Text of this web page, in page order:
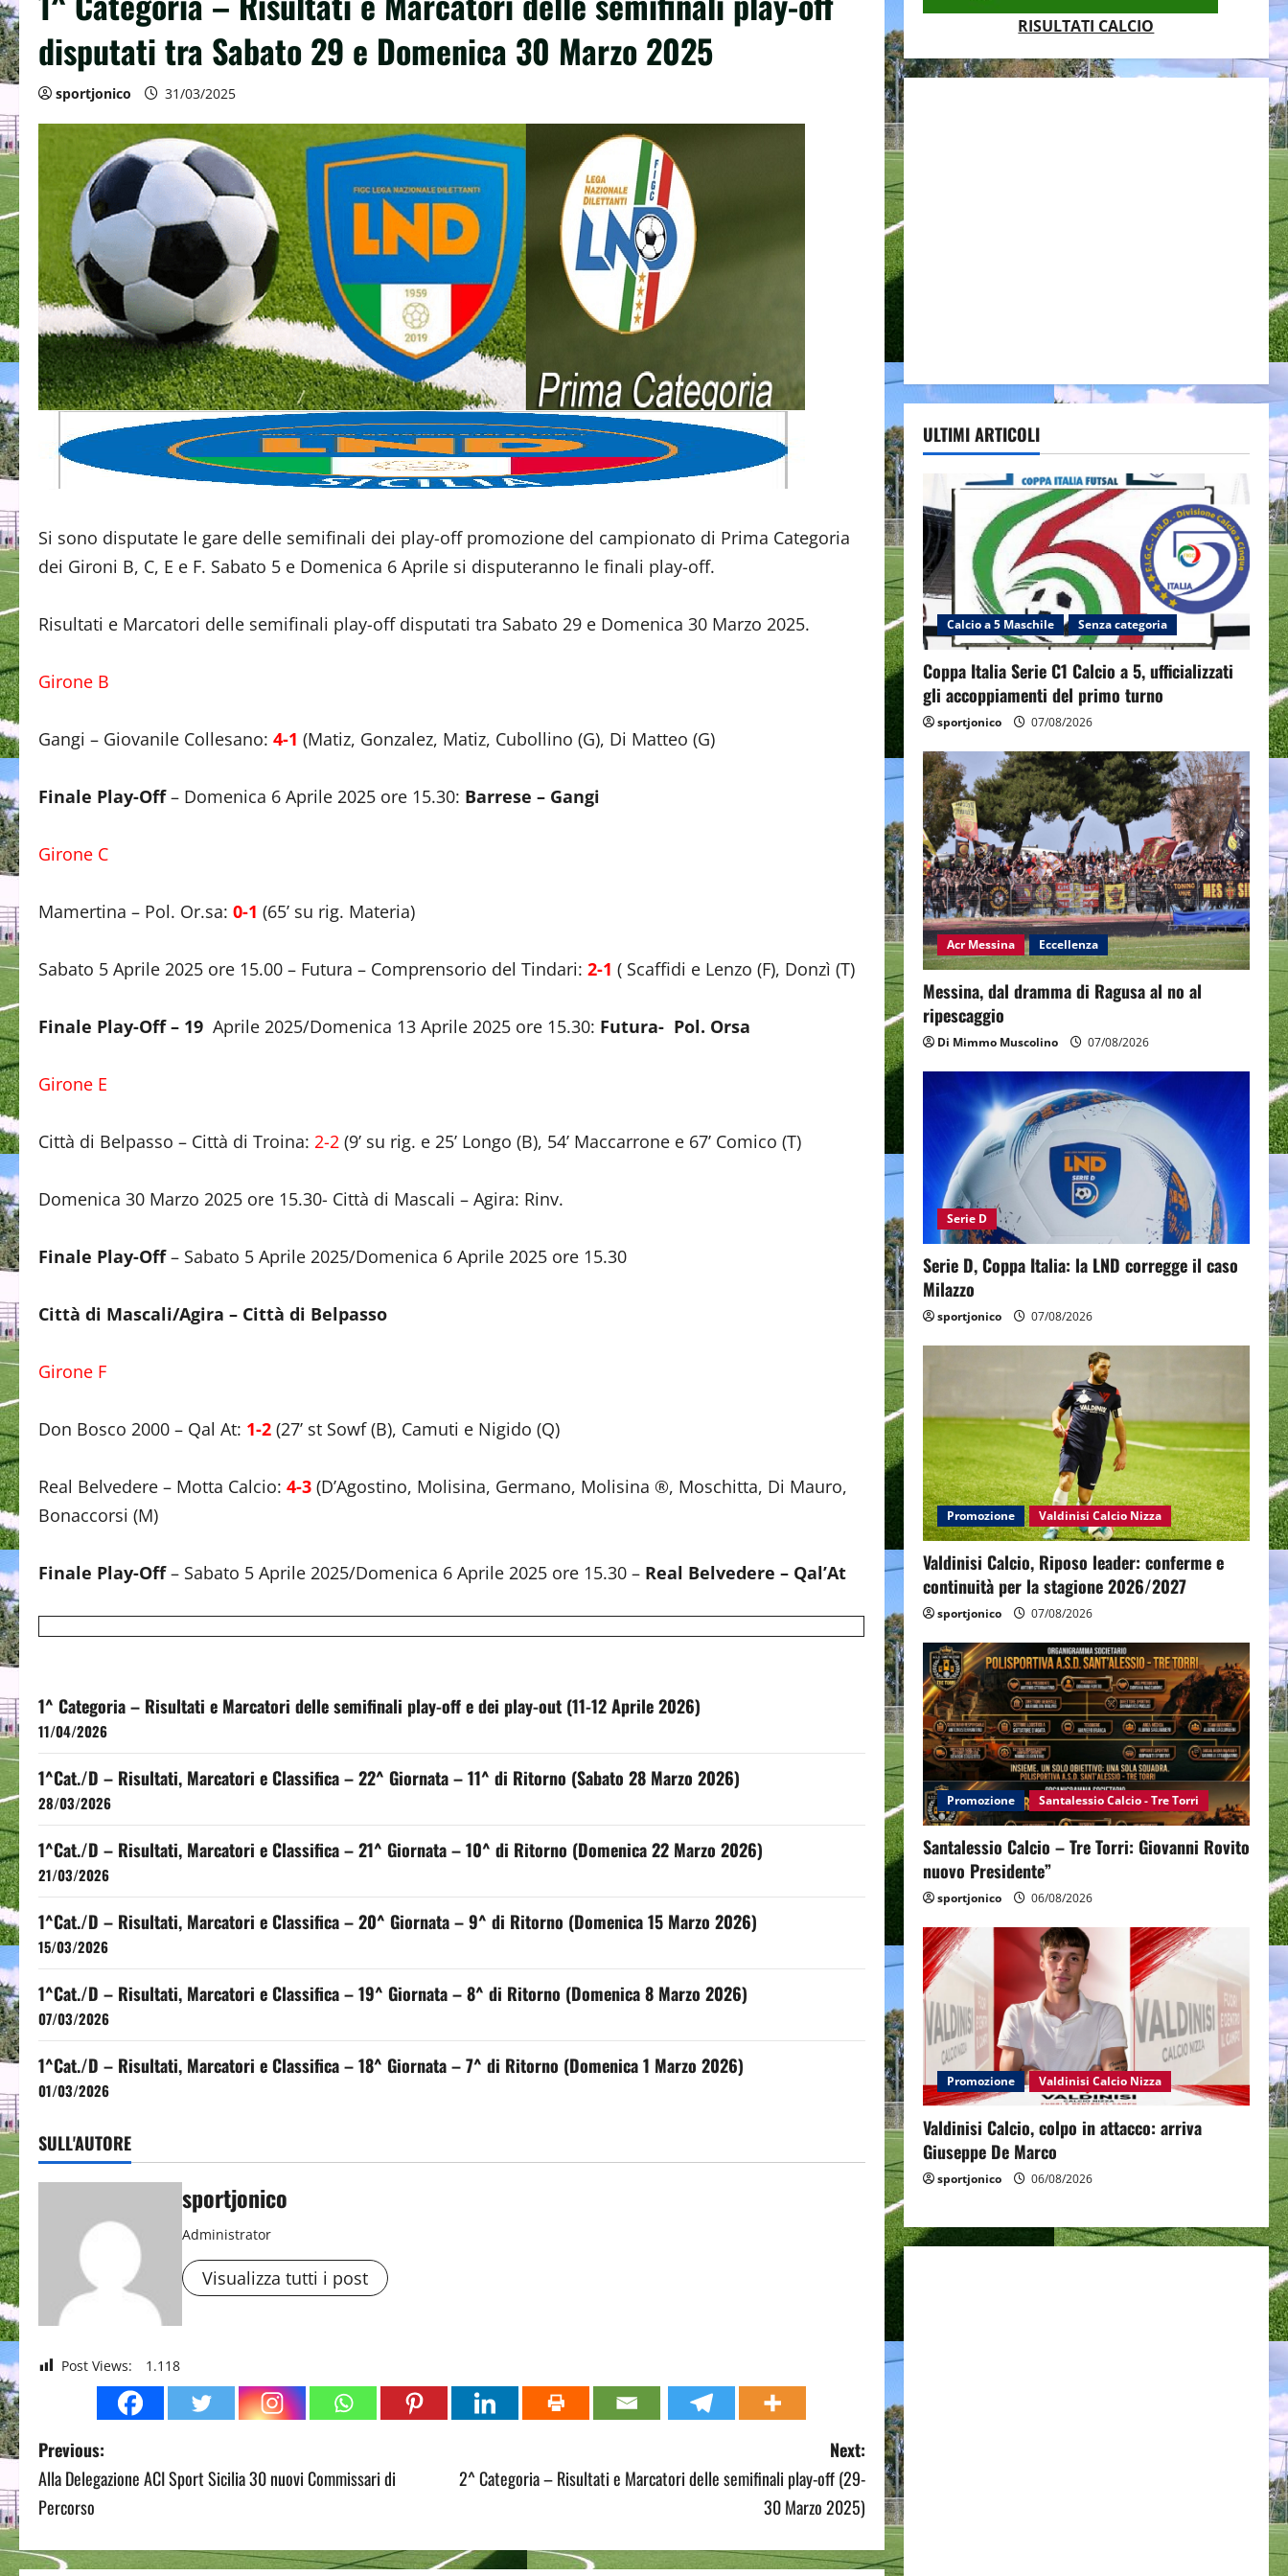
disputati tra Sabato 29 e Domenica 30 Marzo 2025
sportjonico 31/03/2025
Si sono disputate le gare delle semifinali dei play-off promozione del campionato di Prima Categoria
dei Gironi B, C, E e F. Sabato 5 e Domenica 6 Aprile si disputeranno le finali play-off.
Risultati e Marcatori delle semifinali play-off disputati tra Sabato 29 e Domenica 30 Marzo 2025.
Girone B
Gangi – Giovanile Collesano: 4-1 (Matiz, Gonzalez, Matiz, Cubollino (G), Di Matteo (G)
Finale Play-Off– Domenica 6 Aprile 2025 ore 15.30: Barrese – Gangi
Girone C
Mamertina – Pol. Or.sa: 0-1 (65’ su rig. Materia)
Sabato 5 Aprile 2025 ore 15.00 – Futura – Comprensorio del Tindari: 2-1 ( Scaffidi e Lenzo (F), Donzì (T)
Finale Play-Off – 19 Aprile 2025/Domenica 13 Aprile 2025 ore 15.30: Futura- Pol. Orsa
Girone E
Città di Belpasso – Città di Troina: 2-2 (9’ su rig. e 25’ Longo (B), 54’ Maccarrone e 67’ Comico (T)
Domenica 30 Marzo 2025 ore 15.30- Città di Mascali – Agira: Rinv.
Finale Play-Off– Sabato 5 Aprile 2025/Domenica 6 Aprile 2025 ore 15.30
Città di Mascali/Agira – Città di Belpasso
Girone F
Don Bosco 2000 – Qal At: 1-2 (27’ st Sowf (B), Camuti e Nigido (Q)
Real Belvedere – Motta Calcio: 4-3 (D’Agostino, Molisina, Germano, Molisina ®, Moschitta, Di Mauro,
Bonaccorsi (M)
Finale Play-Off– Sabato 5 Aprile 2025/Domenica 6 Aprile 2025 ore 15.30 – Real Belvedere – Qal’At
1^ Categoria – Risultati e Marcatori delle semifinali play-off e dei play-out (11-12 Aprile 2026)
11/04/2026
1^Cat./D – Risultati, Marcatori e Classifica – 22^ Giornata – 11^ di Ritorno (Sabato 28 Marzo 2026)
28/03/2026
1^Cat./D – Risultati, Marcatori e Classifica – 21^ Giornata – 10^ di Ritorno (Domenica 22 Marzo 2026)
21/03/2026
1^Cat./D – Risultati, Marcatori e Classifica – 20^ Giornata – 9^ di Ritorno (Domenica 15 Marzo 2026)
15/03/2026
1^Cat./D – Risultati, Marcatori e Classifica – 19^ Giornata – 8^ di Ritorno (Domenica 8 Marzo 2026)
07/03/2026
1^Cat./D – Risultati, Marcatori e Classifica – 18^ Giornata – 7^ di Ritorno (Domenica 1 Marzo 2026)
01/03/2026
SULL'AUTORE
sportjonico
Administrator
Visualizza tutti i post
Post Views: 1.118
P
o
Previous:
Alla Delegazione ACI Sport Sicilia 30 nuovi Commissari di
Percorso
Next:
2^ Categoria – Risultati e Marcatori delle semifinali play-off (29-
30 Marzo 2025)
RISULTATI CALCIO
ULTIMI ARTICOLI
Calcio a 5 Maschile Senza categoria
Coppa Italia Serie C1 Calcio a 5, ufficializzati
gli accoppiamenti del primo turno
sportjonico 07/08/2026
Acr Messina Eccellenza
Messina, dal dramma di Ragusa al no al
ripescaggio
Di Mimmo Muscolino 07/08/2026
Serie D
Serie D, Coppa Italia: la LND corregge il caso
Milazzo
sportjonico 07/08/2026
Promozione Valdinisi Calcio Nizza
Valdinisi Calcio, Riposo leader: conferme e
continuità per la stagione 2026/2027
sportjonico 07/08/2026
Promozione Santalessio Calcio - Tre Torri
Santalessio Calcio – Tre Torri: Giovanni Rovito
nuovo Presidente”
sportjonico 06/08/2026
Promozione Valdinisi Calcio Nizza
Valdinisi Calcio, colpo in attacco: arriva
Giuseppe De Marco
sportjonico 06/08/2026